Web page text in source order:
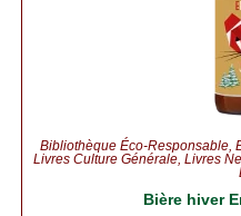
Bibliothèque Éco-Responsable
Livres Culture Générale Livres
Bière hiver